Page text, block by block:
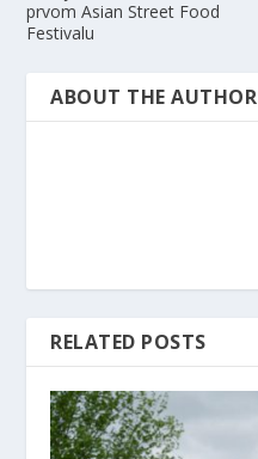
prvom Asian Street Food
Festivalu
ABOUT THE AUTHOR
RELATED POSTS